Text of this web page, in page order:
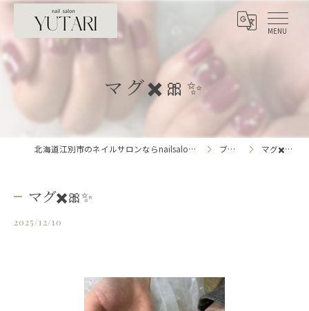
マグ✖️🎀✨
北海道江別市のネイルサロンならnailsalon YUTARI ブログ マグ✖️🎀✨
マグ✖️🎀✨
2025/12/10